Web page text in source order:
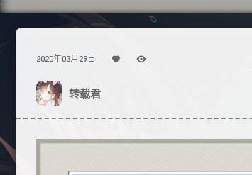
2020年03月29日
转载君